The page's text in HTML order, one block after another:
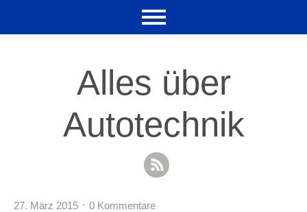
Alles über
Autotechnik
RSS Feed
27. März 2015 0 Kommentare